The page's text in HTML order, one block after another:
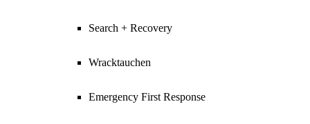
Search + Recovery
Wracktauchen
Emergency First Response